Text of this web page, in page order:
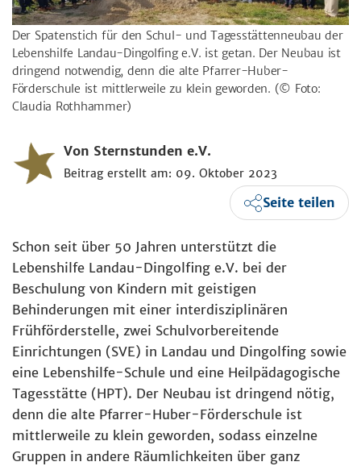
Der Spatenstich für den Schul- und Tagesstättenneubau der
Lebenshilfe Landau-Dingolfing e.V. ist getan. Der Neubau ist
dringend notwendig, denn die alte Pfarrer-Huber-
Förderschule ist mittlerweile zu klein geworden. (© Foto:
Claudia Rothhammer)
Von Sternstunden e.V.
Beitrag erstellt am: 09. Oktober 2023
Seite teilen
Schon seit über 50 Jahren unterstützt die
Lebenshilfe Landau-Dingolfing e.V. bei der
Beschulung von Kindern mit geistigen
Behinderungen mit einer interdisziplinären
Frühförderstelle, zwei Schulvorbereitende
Einrichtungen (SVE) in Landau und Dingolfing sowie
eine Lebenshilfe-Schule und eine Heilpädagogische
Tagesstätte (HPT). Der Neubau ist dringend nötig,
denn die alte Pfarrer-Huber-Förderschule ist
mittlerweile zu klein geworden, sodass einzelne
Gruppen in andere Räumlichkeiten über ganz